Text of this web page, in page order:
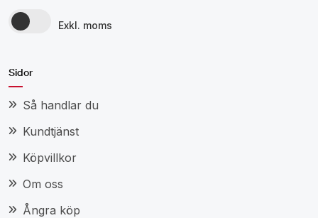
Exkl. moms
Sidor
Så handlar du
Kundtjänst
Köpvillkor
Om oss
Ångra köp